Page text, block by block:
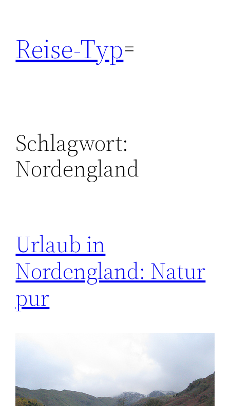
springen
Reise-Typ
Schlagwort:
Nordengland
Urlaub in
Nordengland: Natur
pur